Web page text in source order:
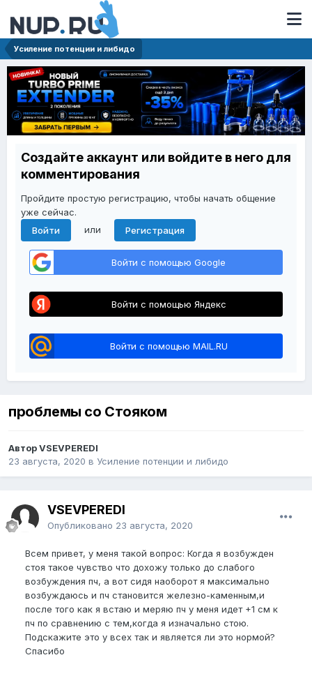
Усиление потенции и либидо
Создайте аккаунт или войдите в него для
комментирования
Пройдите простую регистрацию, чтобы начать общение
уже сейчас.
Войти
или Регистрация
Войти с помощью Google
Войти с помощью Яндекс
Войти с помощью MAIL.RU
проблемы со Стояком
Автор VSEVPEREDI
23 августа, 2020 в Усиление потенции и либидо
VSEVPEREDI
Опубликовано 23 августа, 2020
Всем привет, у меня такой вопрос: Когда я возбужден
стоя такое чувство что дохожу только до слабого
возбуждения пч, а вот сидя наоборот я максимально
возбуждаюсь и пч становится железно-каменным,и
после того как я встаю и меряю пч у меня идет +1 см к
пч по сравнению с тем,когда я изначально стою.
Подскажите это у всех так и является ли это нормой?
Спасибо